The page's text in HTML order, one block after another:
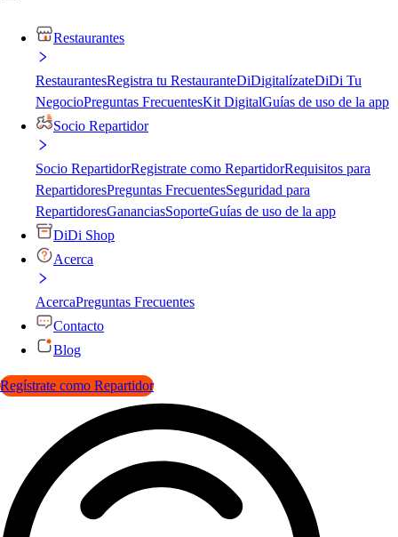
Restaurantes
RestaurantesRegistra tu RestauranteDiDigitalízateDiDi Tu
NegocioPreguntas FrecuentesKit DigitalGuías de uso de la app
Socio Repartidor
Socio RepartidorRegistrate como RepartidorRequisitos para
RepartidoresPreguntas FrecuentesSeguridad para
RepartidoresGananciasSoporteGuías de uso de la app
DiDi Shop
Acerca
AcercaPreguntas Frecuentes
Contacto
Blog
Regístrate como Repartidor